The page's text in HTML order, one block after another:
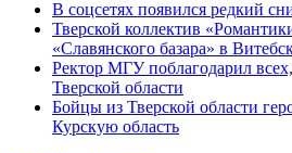
В соцсетях появился редкий
Тверской коллектив
«Славянского базара» в
Ректор МГУ поблагодарил
Тверской области
Бойцы из Тверской области
Курскую область